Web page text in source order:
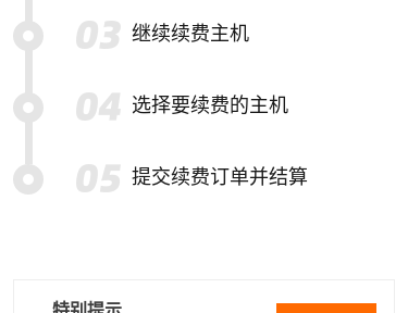
继续续费主机
选择要续费的主机
提交续费订单并结算